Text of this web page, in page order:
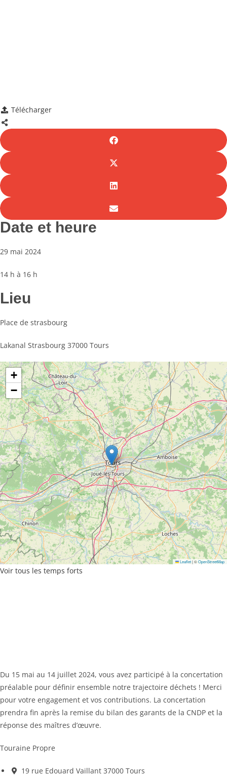
Télécharger
Date et heure
29 mai 2024
14 h à 16 h
Lieu
Place de strasbourg
Lakanal Strasbourg 37000 Tours
+
−
Leaflet|©OpenStreetMap
Voir tous les temps forts
Du 15 mai au 14 juillet 2024, vous avez participé à la concertation
préalable pour définir ensemble notre trajectoire déchets ! Merci
pour votre engagement et vos contributions. La concertation
prendra fin après la remise du bilan des garants de la CNDP et la
réponse des maîtres d’œuvre.
Touraine Propre
19 rue Edouard Vaillant 37000 Tours